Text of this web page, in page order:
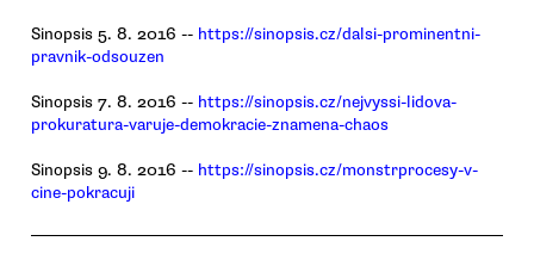
Sinopsis 5. 8. 2016 -- https://sinopsis.cz/dalsi-prominentni-
pravnik-odsouzen
Sinopsis 7. 8. 2016 -- https://sinopsis.cz/nejvyssi-lidova-
prokuratura-varuje-demokracie-znamena-chaos
Sinopsis 9. 8. 2016 -- https://sinopsis.cz/monstrprocesy-v-
cine-pokracuji